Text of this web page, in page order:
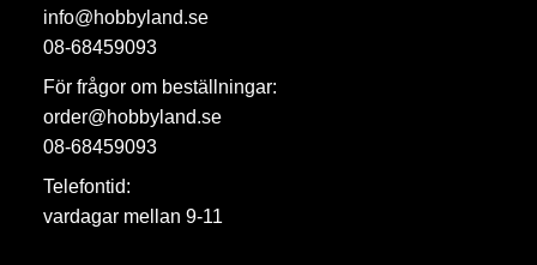
info@hobbyland.se
08-68459093
För frågor om beställningar:
order@hobbyland.se
08-68459093
Telefontid:
vardagar mellan 9-11